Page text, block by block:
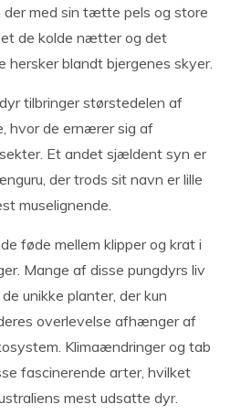
der med sin tætte pels og store
de kolde nætter og det
hersker blandt bjergenes skyer.
tilbringer størstedelen af
hvor de ernærer sig af
Et andet sjældent syn er
der trods sit navn er lille
muselignende.
føde mellem klipper og krat i
Mange af disse pungdyrs liv
unikke planter, der kun
overlevelse afhænger af
Klimaændringer og tab
fascinerende arter, hvilket
mest udsatte dyr.